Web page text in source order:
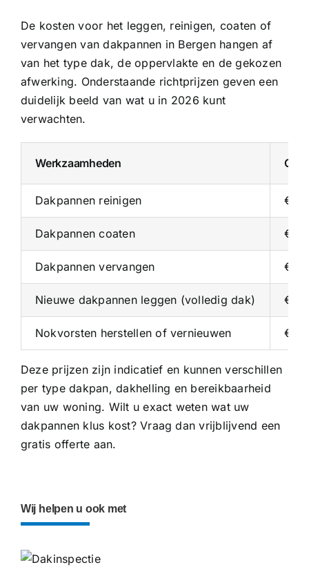
De kosten voor het leggen, reinigen, coaten of
vervangen van dakpannen in Bergen hangen af
van het type dak, de oppervlakte en de gekozen
afwerking. Onderstaande richtprijzen geven een
duidelijk beeld van wat u in 2026 kunt
verwachten.
Werkzaamheden
Dakpannen reinigen €
Dakpannen coaten €
Dakpannen vervangen €
Nieuwe dakpannen leggen (volledig dak) €
Nokvorsten herstellen of vernieuwen €
Deze prijzen zijn indicatief en kunnen verschillen
per type dakpan, dakhelling en bereikbaarheid
van uw woning. Wilt u exact weten wat uw
dakpannen klus kost? Vraag dan vrijblijvend een
gratis offerte aan.
Wij helpen u ook met